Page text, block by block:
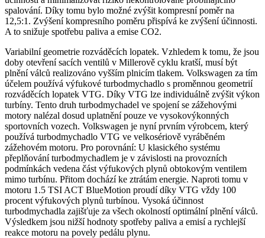
spalování. Díky tomu bylo možné zvýšit kompresní poměr na
12,5:1. Zvýšení kompresního poměru přispívá ke zvýšení účinnosti.
A to snižuje spotřebu paliva a emise CO2.
Variabilní geometrie rozváděcích lopatek. Vzhledem k tomu, že jsou
doby otevření sacích ventilů v Millerově cyklu kratší, musí být
plnění válců realizováno vyšším plnicím tlakem. Volkswagen za tím
účelem používá výfukové turbodmychadlo s proměnnou geometrií
rozváděcích lopatek VTG. Díky VTG lze individuálně zvýšit výkon
turbíny. Tento druh turbodmychadel ve spojení se zážehovými
motory nalézal dosud uplatnění pouze ve vysokovýkonných
sportovních vozech. Volkswagen je nyní prvním výrobcem, který
používá turbodmychadlo VTG ve velkosériově vyráběném
zážehovém motoru. Pro porovnání: U klasického systému
přeplňování turbodmychadlem je v závislosti na provozních
podmínkách vedena část výfukových plynů obtokovým ventilem
mimo turbínu. Přitom dochází ke ztrátám energie. Naproti tomu v
motoru 1.5 TSI ACT BlueMotion proudí díky VTG vždy 100
procent výfukových plynů turbínou. Vysoká účinnost
turbodmychadla zajišťuje za všech okolností optimální plnění válců.
Výsledkem jsou nižší hodnoty spotřeby paliva a emisí a rychlejší
reakce motoru na povely pedálu plynu.